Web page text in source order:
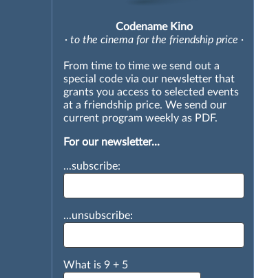
Codename Kino
· to the cinema for the friendship price ·
From time to time we send out a
special code via our newsletter that
grants you access to selected events
at a friendship price. We send our
current program weekly as PDF.
For our newsletter...
...subscribe:
...unsubscribe:
What is 9 + 5